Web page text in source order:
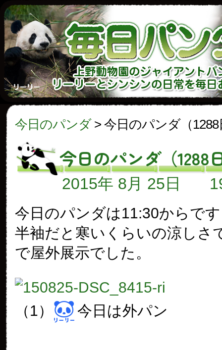
今日のパンダ> 今日のパンダ（1288
今日のパンダ（1288
2015年 8月 25日
今日のパンダは11:30からで
半袖だと寒いくらいの涼しさ
で屋外展示でした。
（1） 今日は外パン